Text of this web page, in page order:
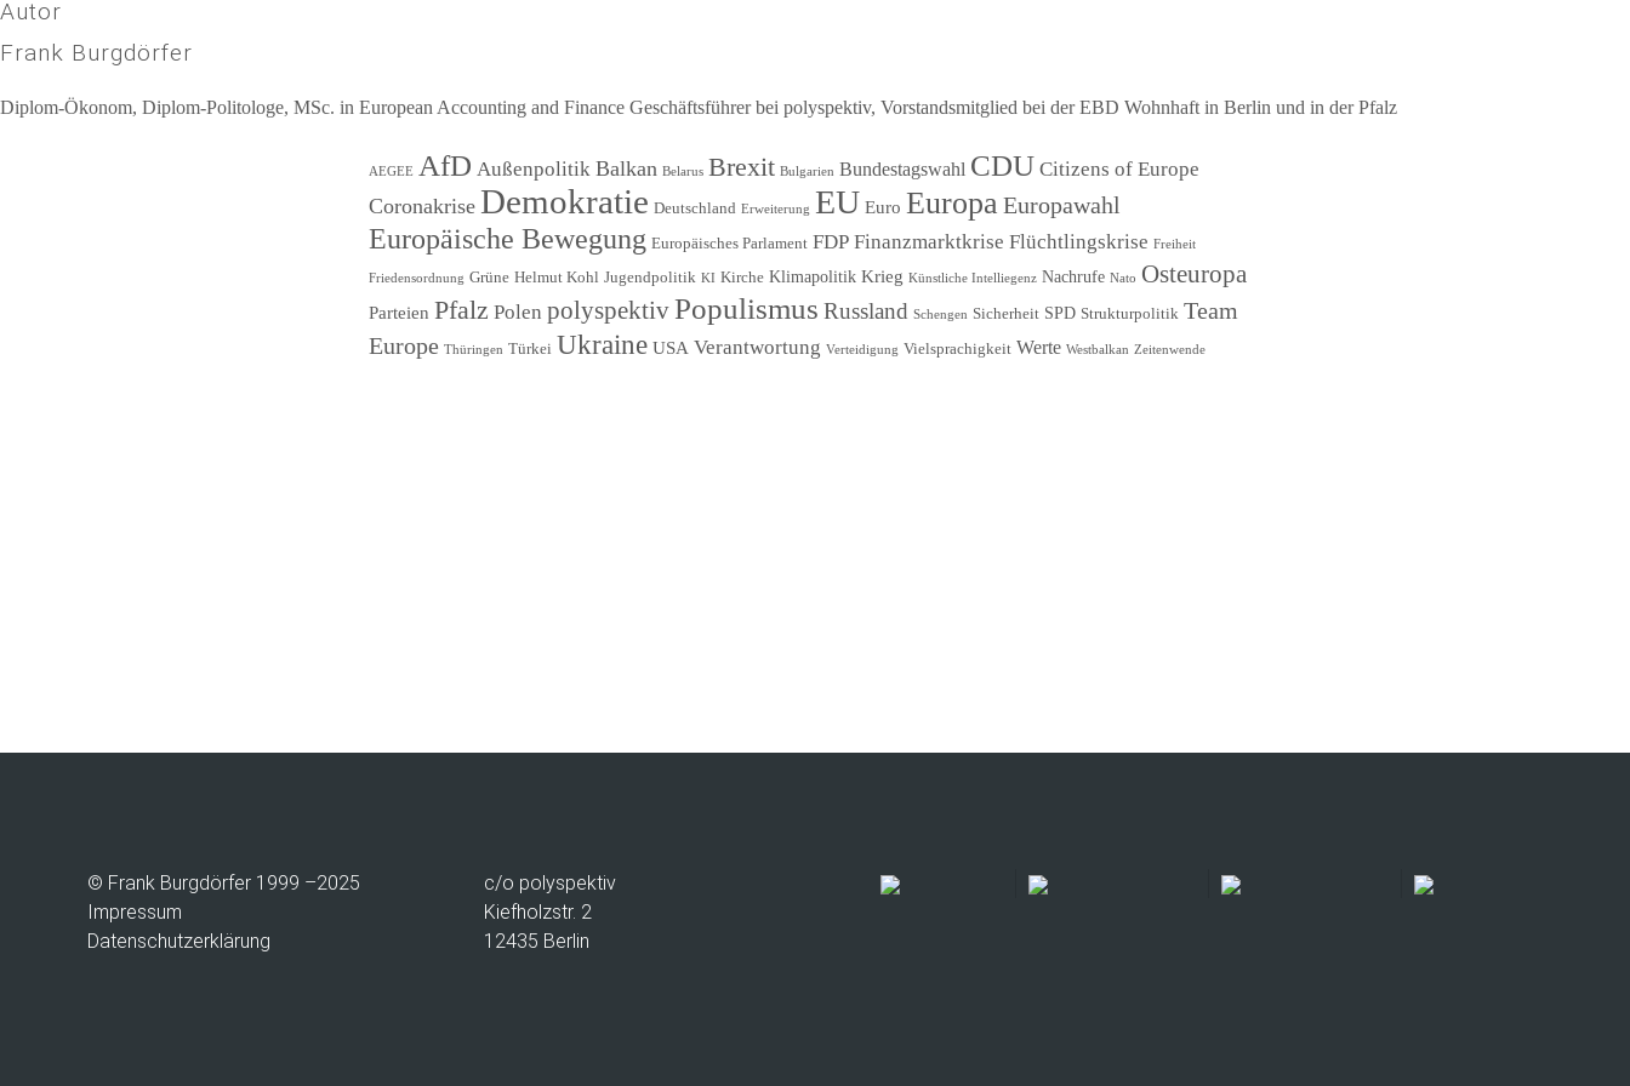
Autor
Frank Burgdörfer
Diplom-Ökonom, Diplom-Politologe, MSc. in European Accounting and Finance Geschäftsführer bei polyspektiv, Vorstandsmitglied bei der EBD Wohnhaft in Berlin und in der Pfalz
AEGEE AfD Außenpolitik Balkan Belarus Brexit Bulgarien Bundestagswahl CDU Citizens of Europe
Coronakrise Demokratie Deutschland Erweiterung EU Euro Europa Europawahl
Europäische Bewegung Europäisches Parlament FDP Finanzmarktkrise Flüchtlingskrise Freiheit
Friedensordnung Grüne Helmut Kohl Jugendpolitik KI Kirche Klimapolitik Krieg Künstliche Intelliegenz Nachrufe Nato Osteuropa
Parteien Pfalz Polen polyspektivPopulismus Russland Schengen Sicherheit SPD Strukturpolitik Team
Europe Thüringen Türkei Ukraine USA Verantwortung Verteidigung Vielsprachigkeit Werte Westbalkan Zeitenwende
© Frank Burgdörfer 1999 –2025
Impressum
Datenschutzerklärung
c/o polyspektiv
Kiefholzstr. 2
12435 Berlin